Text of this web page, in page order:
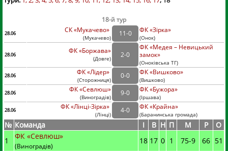
18-й тур
28.06 СК «Мукачево»
(Мукачево)
11-0 ФК «Зірка»
(Онок)
28.06
ФК «Боржава»
(Довге)
2-0
ФК «Медея – Невицький
замок»
(Оноківська ТГ)
28.06
ФК «Лідер»
(Сторожниця)
0-0 ФК «Вишково»
(Вишково)
28.06
ФК «Севлюш»
(Виноградів)
9-0 ФК «Бужора»
(Іршава)
28.06
ФК «Лінці-Зірка»
(Лінці)
4-0 ФК «Крайна»
(Баранинська громада)
№ Команда I В Н П М Р
О
1
ФК «Севлюш»
(Виноградів)
18 17 0 1 75-9 66 51